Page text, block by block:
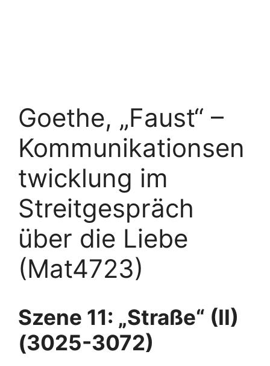
Goethe, „Faust“ –
Kommunikationsen
twicklung im
Streitgespräch
über die Liebe
(Mat4723)
Szene 11: „Straße“ (II)
(3025-3072)